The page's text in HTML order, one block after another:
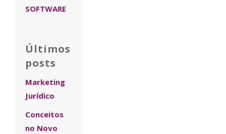
SOFTWARE
Últimos
posts
Marketing
Jurídico
Conceitos
no Novo